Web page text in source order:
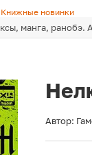
Книжные новинки
манга, ранобэ.
Автор: